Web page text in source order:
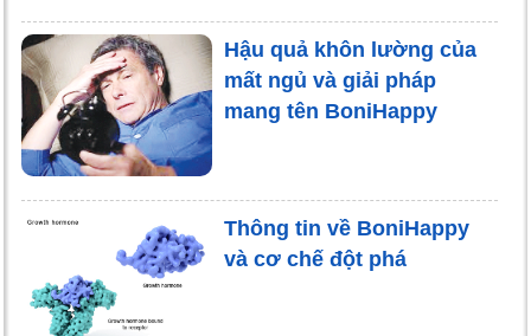
Hậu quả khôn lường của
mất ngủ và giải pháp
mang tên BoniHappy
Thông tin về BoniHappy
và cơ chế đột phá